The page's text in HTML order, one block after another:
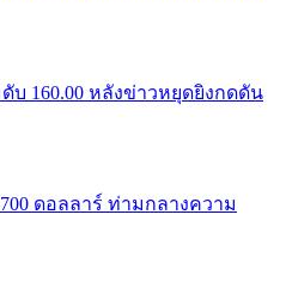
บ 160.00 หลังข่าวหยุดยิงกดดัน
ดอลลาร์ ท่ามกลางความ